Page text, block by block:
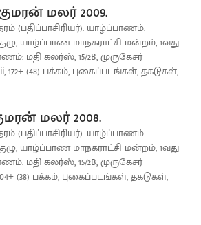
மலர் 2009.
(பதிப்பாசிரியர்). யாழ்ப்பாணம்:
யாழ்ப்பாண மாநகராட்சி மன்றம், 1வது
மதி கலர்ஸ், 15/2B, முருகேசர்
(48) பக்கம், புகைப்படங்கள், தகடுகள்,
மலர் 2008.
(பதிப்பாசிரியர்). யாழ்ப்பாணம்:
யாழ்ப்பாண மாநகராட்சி மன்றம், 1வது
மதி கலர்ஸ், 15/2B, முருகேசர்
(38) பக்கம், புகைப்படங்கள், தகடுகள்,